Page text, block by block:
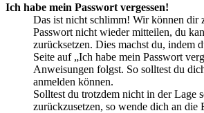
Ich habe mein Passwort vergessen!
Das ist nicht schlimm! Wir können dir
Passwort nicht wieder mitteilen, du
zurücksetzen. Dies machst du, indem
Seite auf „Ich habe mein Passwort
Anweisungen folgst. So solltest du
anmelden können.
Solltest du trotzdem nicht in der Lage
zurückzusetzen, so wende dich an